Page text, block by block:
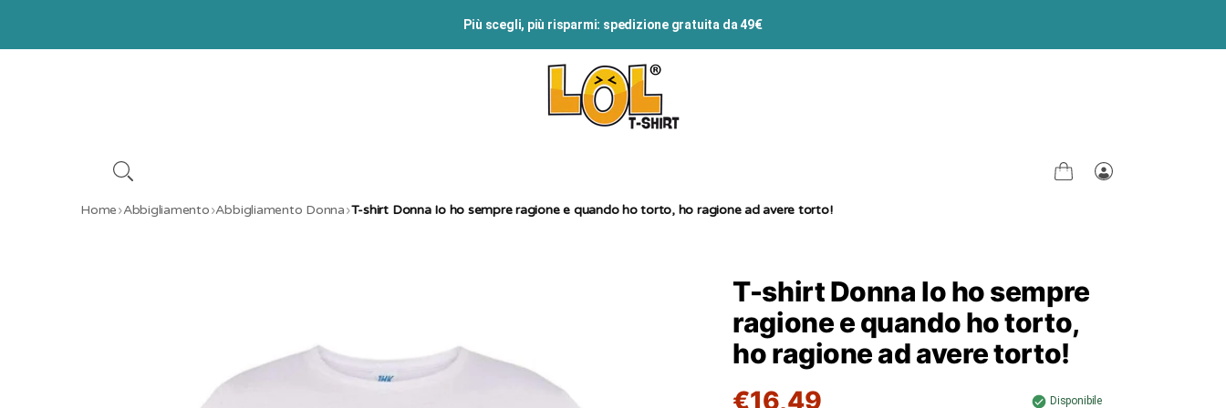
Più scegli, più risparmi: spedizione gratuita da 49€
CarrelloAccedi
Home›Abbigliamento›Abbigliamento Donna›T-shirt Donna Io ho sempre ragione e quando ho torto, ho ragione ad avere torto!
T-shirt Donna Io ho sempre
ragione e quando ho torto,
ho ragione ad avere torto!
€16,49 Disponibile